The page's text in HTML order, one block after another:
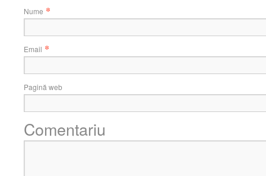
Nume *
Email *
Pagină web
Comentariu